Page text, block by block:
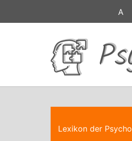
A
Lexikon der